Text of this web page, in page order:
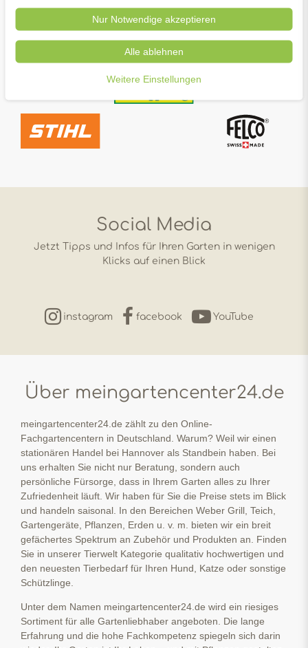
Social Media
Jetzt Tipps und Infos für Ihren Garten in wenigen
Klicks auf einen Blick
instagram facebook YouTube
Über meingartencenter24.de
meingartencenter24.de zählt zu den Online-
Fachgartencentern in Deutschland. Warum? Weil wir einen
stationären Handel bei Hannover als Standbein haben. Bei
uns erhalten Sie nicht nur Beratung, sondern auch
persönliche Fürsorge, dass in Ihrem Garten alles zu Ihrer
Zufriedenheit läuft. Wir haben für Sie die Preise stets im Blick
und handeln saisonal. In den Bereichen Weber Grill, Teich,
Gartengeräte, Pflanzen, Erden u. v. m. bieten wir ein breit
gefächertes Spektrum an Zubehör und Produkten an. Finden
Sie in unserer Tierwelt Kategorie qualitativ hochwertigen und
den neuesten Tierbedarf für Ihren Hund, Katze oder sonstige
Schützlinge.
Unter dem Namen meingartencenter24.de wird ein riesiges
Sortiment für alle Gartenliebhaber angeboten. Die lange
Erfahrung und die hohe Fachkompetenz spiegeln sich darin
Nur Notwendige akzeptieren
Alle ablehnen
Weitere Einstellungen